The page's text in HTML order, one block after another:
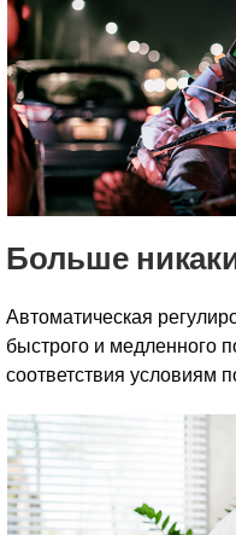
Больше
Автоматическая
быстрого и медленного
соответствия условиям